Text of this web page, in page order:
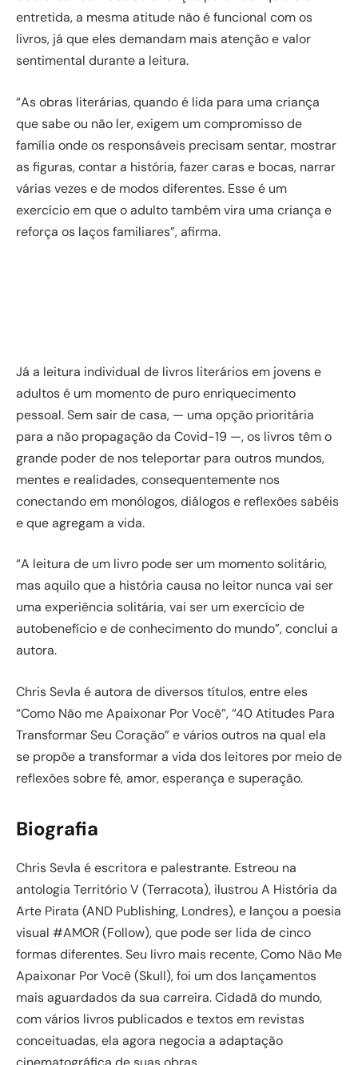
entretida, a mesma atitude não é funcional com os
livros, já que eles demandam mais atenção e valor
sentimental durante a leitura.
“As obras literárias, quando é lida para uma criança
que sabe ou não ler, exigem um compromisso de
família onde os responsáveis precisam sentar, mostrar
as figuras, contar a história, fazer caras e bocas, narrar
várias vezes e de modos diferentes. Esse é um
exercício em que o adulto também vira uma criança e
reforça os laços familiares”, afirma.
Já a leitura individual de livros literários em jovens e
adultos é um momento de puro enriquecimento
pessoal. Sem sair de casa, — uma opção prioritária
para a não propagação da Covid-19 —, os livros têm o
grande poder de nos teleportar para outros mundos,
mentes e realidades, consequentemente nos
conectando em monólogos, diálogos e reflexões sabéis
e que agregam a vida.
“A leitura de um livro pode ser um momento solitário,
mas aquilo que a história causa no leitor nunca vai ser
uma experiência solitária, vai ser um exercício de
autobenefício e de conhecimento do mundo”, conclui a
autora.
Chris Sevla é autora de diversos títulos, entre eles
“Como Não me Apaixonar Por Você”, “40 Atitudes Para
Transformar Seu Coração” e vários outros na qual ela
se propõe a transformar a vida dos leitores por meio de
reflexões sobre fé, amor, esperança e superação.
Biografia
Chris Sevla é escritora e palestrante. Estreou na
antologia Território V (Terracota), ilustrou A História da
Arte Pirata (AND Publishing, Londres), e lançou a poesia
visual #AMOR (Follow), que pode ser lida de cinco
formas diferentes. Seu livro mais recente, Como Não Me
Apaixonar Por Você (Skull), foi um dos lançamentos
mais aguardados da sua carreira. Cidadã do mundo,
com vários livros publicados e textos em revistas
conceituadas, ela agora negocia a adaptação